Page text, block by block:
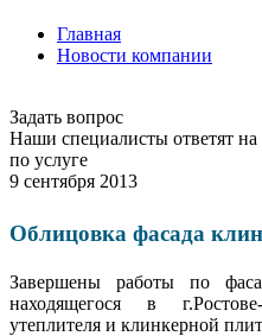
Главная
Новости компании
Задать вопрос
Наши специалисты ответят
по услуге
9 сентября 2013
Облицовка фасада
Завершены работы по
находящегося в
утеплителя и клинкерной